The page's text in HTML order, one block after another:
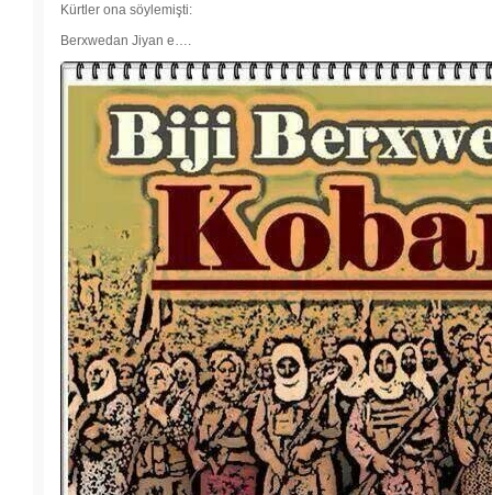
Kürtler ona söylemişti:
Berxwedan Jiyan e….